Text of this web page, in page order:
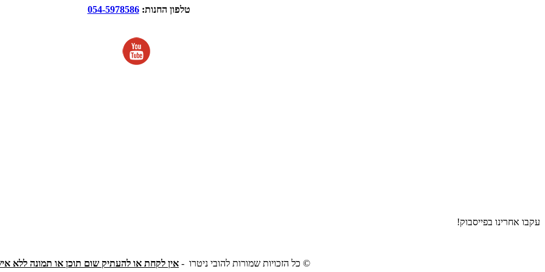
טלפון החנות:054-5978586
עקבו אחרינו בפייסבוק!
© כל הזכויות שמורות להובי ניטרו - אין לקחת או להעתיק שום תוכן או תמונה ללא